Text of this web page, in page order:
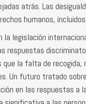
atrás. Las
humanos,
legislación
respuestas
la falta de
Un futuro tratado
en las respuestas a